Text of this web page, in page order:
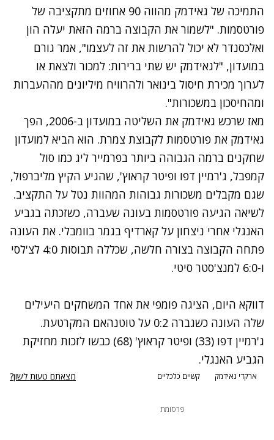
התמיכה של גאידמק מהווה 90 אחוזים מתקציבה של
פורטסמות. "לשמור את הקבוצה ברמה הזאת יעלה הון
ואלכסנדר לא יכול להרשות את זה לעצמו", אמר גורם
במועדון, "לגאידמק יש שתי ברירות: למכור ולצאת או
לערוך מכירת חיסול בינואר ולהרוויח מיליונים מההעברות
ומהחיסכון במשכורות".
מאז שרכש גאידמק את השליטה במועדון ב-2006, הפך
גאידמק את פורטסמות לקבוצת צמרת. הוא הביא למועדון
שחקנים ברמה הגבוהה ביותר בפרמייר ליג כמו סול
קמפבל, ג'רמיין דפו ופיטר קראוץ', שהגיע הקיץ מליברפול,
שגם מקבלים משכורות גבוהות המהוות נטל על התקציב.
לשיאה הגיעה פורטסמות בעונה שעברה, כשזכתה בגביע
האנגלי אחרי ניצחון על קארדיף בגמר בוומבלי. את העונה
פתחה הקבוצה בצורה חלשה, שכללה תבוסות 4:0 לצ'לסי
ו-6:0 למנצ'סטר סיטי.
דווקא היום, הציגה פומפי את אחד המשחקים היעילים
שלה העונה כשגברה 0:2 על טוטנהאם המקרטעת.
ג'רמיין דפו (33) ופיטר קראוץ' (68) כבשו לזכות מחזיקת
הגביע האנגלי.
ארקדי גאידמק קשיים כלכליים מצאתם טעות לשון?
פרסומת